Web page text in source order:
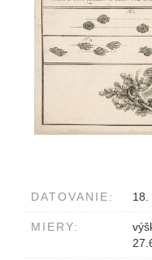
DATOVANIE: 18.
MIERY: